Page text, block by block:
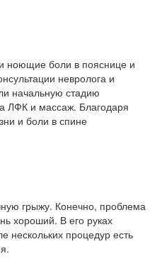
ноющие боли в пояснице и
невролога и
начальную стадию
ЛФК и массаж. Благодаря
и боли в спине
грыжу. Конечно, проблема
хороший. В его руках
нескольких процедур есть